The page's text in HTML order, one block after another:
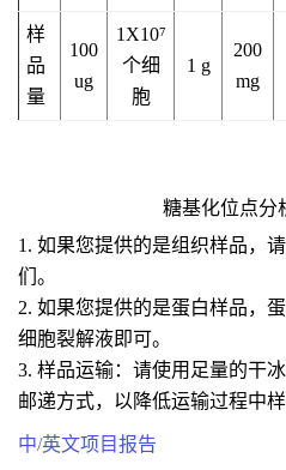
样
品
量
100
ug
1X10⁷
个细
胞
1 g
200
mg
糖基化位点分
1. 如果您提供的是组织样品，
们。
2. 如果您提供的是蛋白样品，
细胞裂解液即可。
3. 样品运输：请使用足量的干
邮递方式，以降低运输过程中
中/英文项目报告